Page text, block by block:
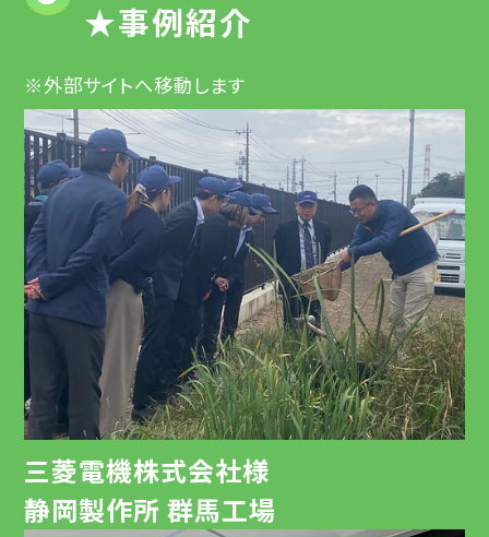
★事例紹介
※外部サイトへ移動します
三菱電機株式会社様
静岡製作所 群馬工場